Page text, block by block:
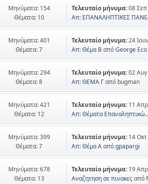
Μηνύματα: 154
Θέματα: 10
Τελευταίο μήνυμα:08
Απ: ΕΠΑΝΑΛΗΠΤΙΚΕΣ
Μηνύματα: 401
Θέματα: 7
Τελευταίο μήνυμα:24
Απ: Θέμα Β απόGeorge Eco
Μηνύματα: 294
Θέματα: 8
Τελευταίο μήνυμα:02
Απ: ΘΕΜΑ Γαπό bugman
Μηνύματα: 421
Θέματα: 12
Τελευταίο μήνυμα: 11
Απ: Θέματα
Μηνύματα: 399
Θέματα: 7
Τελευταίο μήνυμα: 14
Απ: Θέμα Ααπόgpapargi
Μηνύματα: 678
Θέματα: 13
Τελευταίο μήνυμα: 19
Αναζητηση σε πινακεςαπό